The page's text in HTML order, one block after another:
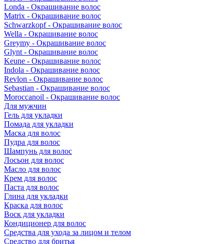
Londa - Окрашивание волос
Matrix - Окрашивание волос
Schwarzkopf - Окрашивание волос
Wella - Окрашивание волос
Greymy - Окрашивание волос
Glynt - Окрашивание волос
Keune - Окрашивание волос
Indola - Окрашивание волос
Revlon - Окрашивание волос
Sebastian - Окрашивание волос
Moroccanoil - Окрашивание волос
Для мужчин
Гель для укладки
Помада для укладки
Маска для волос
Пудра для волос
Шампунь для волос
Лосьон для волос
Масло для волос
Крем для волос
Паста для волос
Глина для укладки
Краска для волос
Воск для укладки
Кондиционер для волос
Средства для ухода за лицом и телом
Средство для бритья